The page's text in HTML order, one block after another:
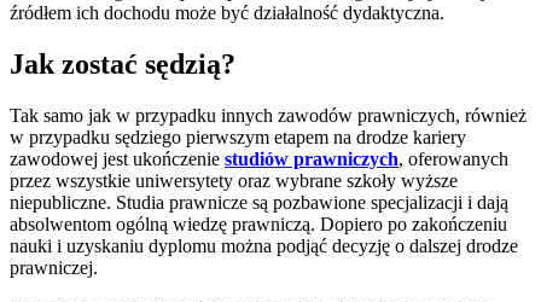
źródłem ich dochodu może być działalność dydaktyczna.
Jak zostać sędzią?
Tak samo jak w przypadku innych zawodów prawniczych, również
w przypadku sędziego pierwszym etapem na drodze kariery
zawodowej jest ukończenie studiów prawniczych, oferowanych
przez wszystkie uniwersytety oraz wybrane szkoły wyższe
niepubliczne. Studia prawnicze są pozbawione specjalizacji i dają
absolwentom ogólną wiedzę prawniczą. Dopiero po zakończeniu
nauki i uzyskaniu dyplomu można podjąć decyzję o dalszej drodze
prawniczej.